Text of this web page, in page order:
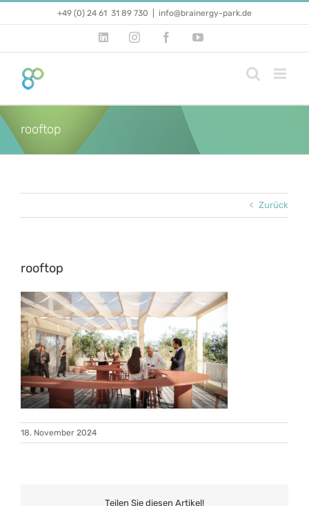
+49 (0) 24 61 31 89 730 info@brainergy-park.de
LinkedInInstagramFacebookYouTube
rooftop
Zurück
rooftop
18. November 2024
Teilen Sie diesen Artikel!